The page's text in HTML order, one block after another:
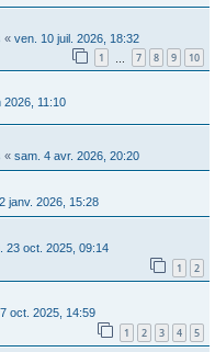
« ven. 10 juil. 2026, 18:32
1 7 8 9 10
2026, 11:10
« sam. 4 avr. 2026, 20:20
janv. 2026, 15:28
23 oct. 2025, 09:14
1 2
oct. 2025, 14:59
1 2 3 4 5